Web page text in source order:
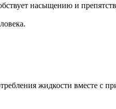
насыщению и
жидкости вместе с